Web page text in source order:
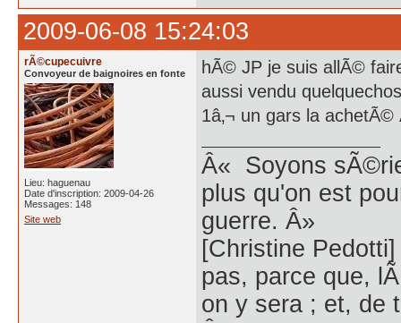
2009-06-08 15:24:03
rÃ©cupecuivre
Convoyeur de baignoires en fonte
Lieu: haguenau
Date d'inscription: 2009-04-26
Messages: 148
Site web
hÃ© JP je suis allÃ©
aussi vendu
1â‚¬ un gars la
Â« Soyons
plus qu'on est
guerre. Â»
[Christine
pas, parce que,
on y sera ; et, de